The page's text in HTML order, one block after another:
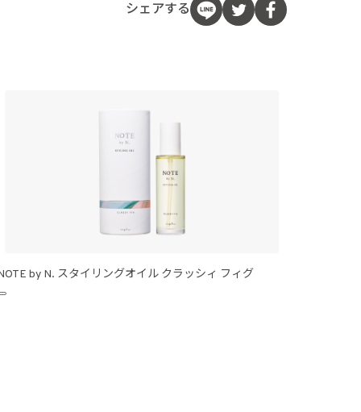
シェアする
by N. スタイリングオイル クラッシィ フィグ